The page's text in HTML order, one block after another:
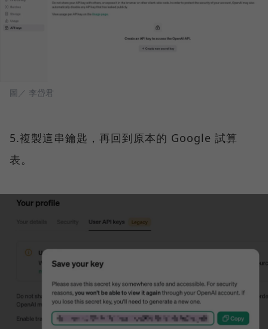
圖／ 李岱君
5.複製這串鑰匙，再回到原本的 Google 試算
表。